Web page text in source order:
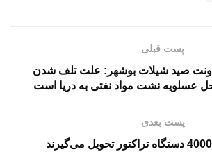
پست قبلی
صید شیلات بوشهر: علت تلف شدن
عسلویه نشت مواد نفتی به دریا است
پست بعدی